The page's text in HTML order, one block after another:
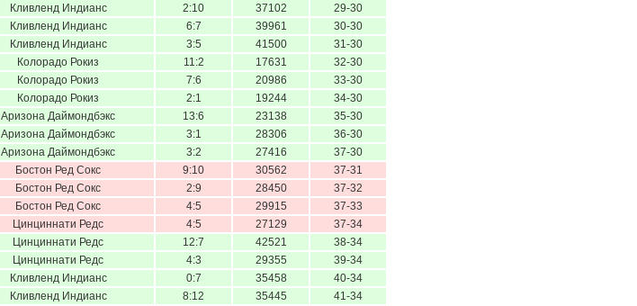
Кливленд Индианс 2:10 37102
29-30
Кливленд Индианс 6:7 39961
30-30
Кливленд Индианс 3:5 41500
31-30
Колорадо Рокиз 11:2 17631
32-30
Колорадо Рокиз 7:6 20986
33-30
Колорадо Рокиз 2:1 19244
34-30
Аризона Даймондбэкс 13:6 23138
35-30
Аризона Даймондбэкс 3:1 28306
36-30
Аризона Даймондбэкс 3:2 27416
37-30
Бостон Ред Сокс 9:10 30562
37-31
Бостон Ред Сокс 2:9 28450
37-32
Бостон Ред Сокс 4:5 29915
37-33
Цинциннати Редс 4:5 27129
37-34
Цинциннати Редс 12:7 42521
38-34
Цинциннати Редс 4:3 29355
39-34
Кливленд Индианс 0:7 35458
40-34
Кливленд Индианс 8:12 35445
41-34